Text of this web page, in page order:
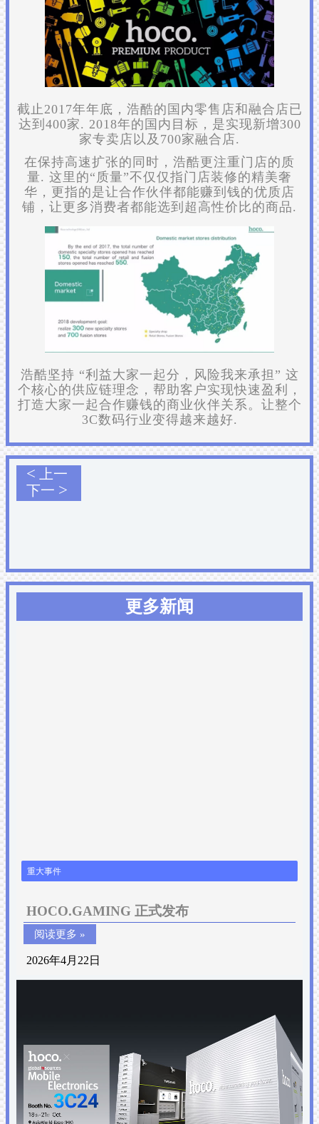
截止2017年年底，浩酷的国内零售店和融合店已
达到400家. 2018年的国内目标，是实现新增300
家专卖店以及700家融合店.
在保持高速扩张的同时，浩酷更注重门店的质
量. 这里的“质量”不仅仅指门店装修的精美奢
华，更指的是让合作伙伴都能赚到钱的优质店
铺，让更多消费者都能选到超高性价比的商品.
浩酷坚持 “利益大家一起分，风险我来承担” 这
个核心的供应链理念，帮助客户实现快速盈利，
打造大家一起合作赚钱的商业伙伴关系。让整个
3C数码行业变得越来越好.
< 上一
下一 >
更多新闻
重大事件
HOCO.GAMING 正式发布
阅读更多 »
2026年4月22日